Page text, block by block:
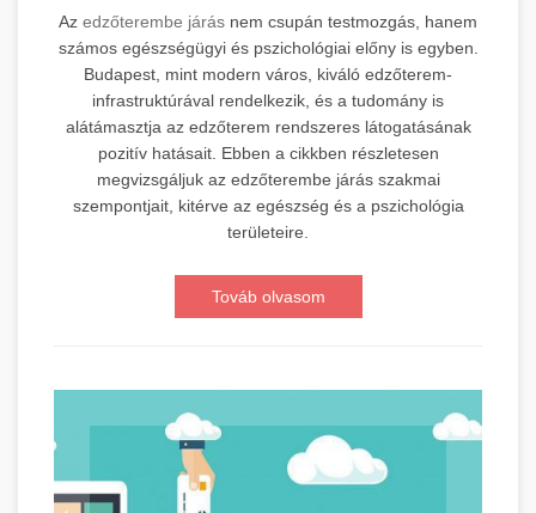
Az edzőterembe járás nem csupán testmozgás, hanem
számos egészségügyi és pszichológiai előny is egyben.
Budapest, mint modern város, kiváló edzőterem-
infrastruktúrával rendelkezik, és a tudomány is
alátámasztja az edzőterem rendszeres látogatásának
pozitív hatásait. Ebben a cikkben részletesen
megvizsgáljuk az edzőterembe járás szakmai
szempontjait, kitérve az egészség és a pszichológia
területeire.
Továb olvasom